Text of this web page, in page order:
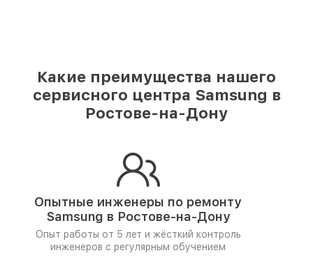
Какие преимущества нашего
сервисного центра Samsung в
Ростове-на-Дону
Опытные инженеры по ремонту
Samsung в Ростове-на-Дону
Опыт работы от 5 лет и жёсткий контроль
инженеров с регулярным обучением